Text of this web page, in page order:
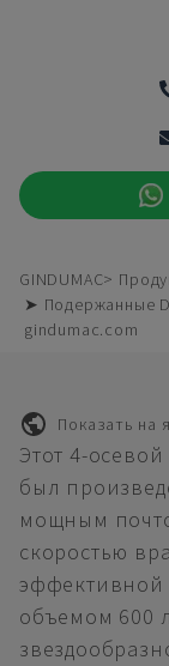
GINDUMAC
➤ Подержанные
gindumac.com
Показать на
Этот 4-осевой
был
мощным
скоростью
эффективной
объемом 600